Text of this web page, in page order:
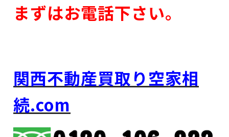
まずはお電話下さい。
関西不動産買取り空家相
続.com